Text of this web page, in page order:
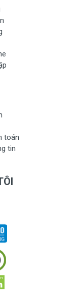
toán
tin